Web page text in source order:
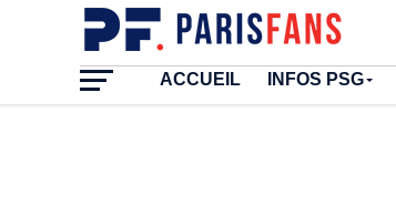
ACCUEIL INFOS PSG